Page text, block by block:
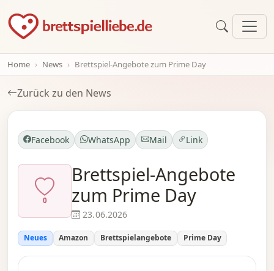
Home News Brettspiel-Angebote zum Prime Day
Zurück zu den News
Facebook WhatsApp Mail Link
0
Brettspiel-Angebote
zum Prime Day
23.06.2026
Neues Amazon Brettspielangebote Prime Day